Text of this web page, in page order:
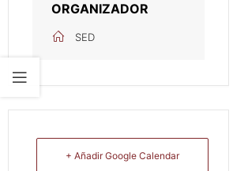
ORGANIZADOR
SED
+ Añadir Google Calendar